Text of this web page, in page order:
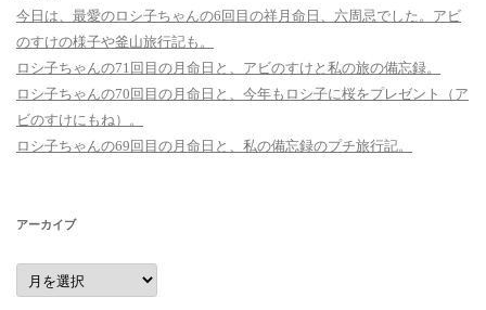
今日は、最愛のロシ子ちゃんの6回目の祥月命日、六周忌でした。アビ
のすけの様子や釜山旅行記も。
ロシ子ちゃんの71回目の月命日と、アビのすけと私の旅の備忘録。
ロシ子ちゃんの70回目の月命日と、今年もロシ子に桜をプレゼント（ア
ビのすけにもね）。
ロシ子ちゃんの69回目の月命日と、私の備忘録のプチ旅行記。
アーカイブ
ア
ー
カ